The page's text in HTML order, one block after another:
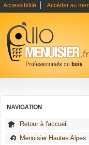
Accessibilité Accéder au
NAVIGATION
Retour à l'accueil
Menuisier Hautes Alpes